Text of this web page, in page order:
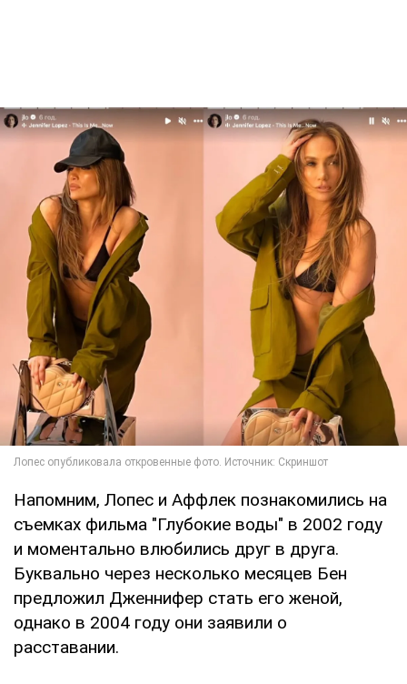
Напомним, Лопес и Аффлек познакомились на
съемках фильма "Глубокие воды" в 2002 году
и моментально влюбились друг в друга.
Буквально через несколько месяцев Бен
предложил Дженнифер стать его женой,
однако в 2004 году они заявили о
расставании.